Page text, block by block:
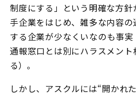
制度にする」という明確な方
手企業をはじめ、雑多な内容
する企業が少なくいなのも事
通報窓口とは別にハラスメン
る）。
しかし、アスクルには“開かれ